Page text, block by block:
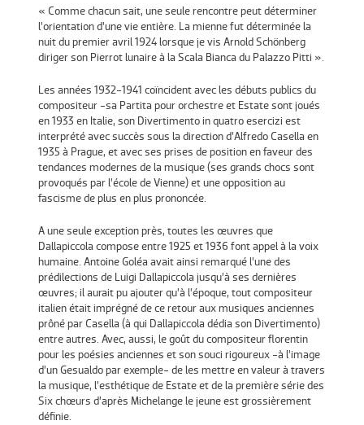
« Comme chacun sait, une seule rencontre peut déterminer
l’orientation d’une vie entière. La mienne fut déterminée la
nuit du premier avril 1924 lorsque je vis Arnold Schönberg
diriger son Pierrot lunaire à la Scala Bianca du Palazzo Pitti ».
Les années 1932-1941 coïncident avec les débuts publics du
compositeur -sa Partita pour orchestre et Estate sont joués
en 1933 en Italie, son Divertimento in quatro esercizi est
interprété avec succès sous la direction d’Alfredo Casella en
1935 à Prague, et avec ses prises de position en faveur des
tendances modernes de la musique (ses grands chocs sont
provoqués par l’école de Vienne) et une opposition au
fascisme de plus en plus prononcée.
A une seule exception près, toutes les œuvres que
Dallapiccola compose entre 1925 et 1936 font appel à la voix
humaine. Antoine Goléa avait ainsi remarqué l’une des
prédilections de Luigi Dallapiccola jusqu’à ses dernières
œuvres; il aurait pu ajouter qu’à l’époque, tout compositeur
italien était imprégné de ce retour aux musiques anciennes
prôné par Casella (à qui Dallapiccola dédia son Divertimento)
entre autres. Avec, aussi, le goût du compositeur florentin
pour les poésies anciennes et son souci rigoureux -à l’image
d’un Gesualdo par exemple- de les mettre en valeur à travers
la musique, l’esthétique de Estate et de la première série des
Six chœurs d’après Michelange le jeune est grossièrement
définie.